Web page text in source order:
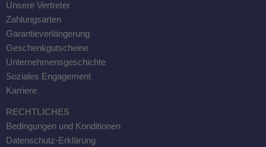
Unsere Vertreter
Zahlungsarten
Garantieverlängerung
Geschenkgutscheine
Unternehmensgeschichte
Soziales Engagement
Karriere
RECHTLICHES
Bedingungen und Konditionen
Datenschutz-Erklärung